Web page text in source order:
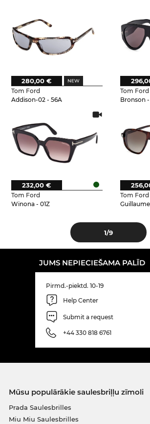
Tom Ford
Addison-02 - 56A
280,00 €
Tom Ford
Bronson -
Tom Ford
Winona - 01Z
232,00 €
Tom Ford
1/9
JUMS NEPIECIEŠAMA PALĪD
Pirmd.-piektd. 10-19
Help Center
Submit a request
+44 330 818 6761
Mūsu populārākie saulesbriļļu zīmoli
Prada Saulesbrilles
Miu Miu Saulesbrilles